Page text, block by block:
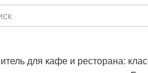
для кафе и ресторана: